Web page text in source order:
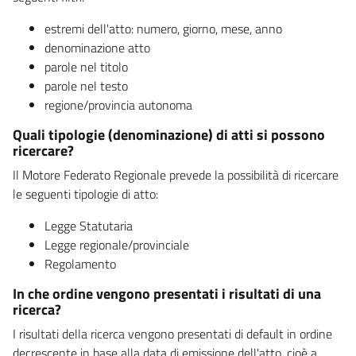
estremi dell'atto: numero, giorno, mese, anno
denominazione atto
parole nel titolo
parole nel testo
regione/provincia autonoma
Quali tipologie (denominazione) di atti si possono
ricercare?
Il Motore Federato Regionale prevede la possibilità di ricercare
le seguenti tipologie di atto:
Legge Statutaria
Legge regionale/provinciale
Regolamento
In che ordine vengono presentati i risultati di una
ricerca?
I risultati della ricerca vengono presentati di default in ordine